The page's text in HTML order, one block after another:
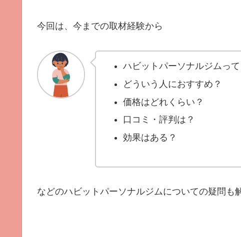
今回は、今までの取材経験から
ハビットパーソナルジムっ
どういう人におすすめ？
価格はどれくらい？
口コミ・評判は？
効果はある？
などのハビットパーソナルジムについての疑問も